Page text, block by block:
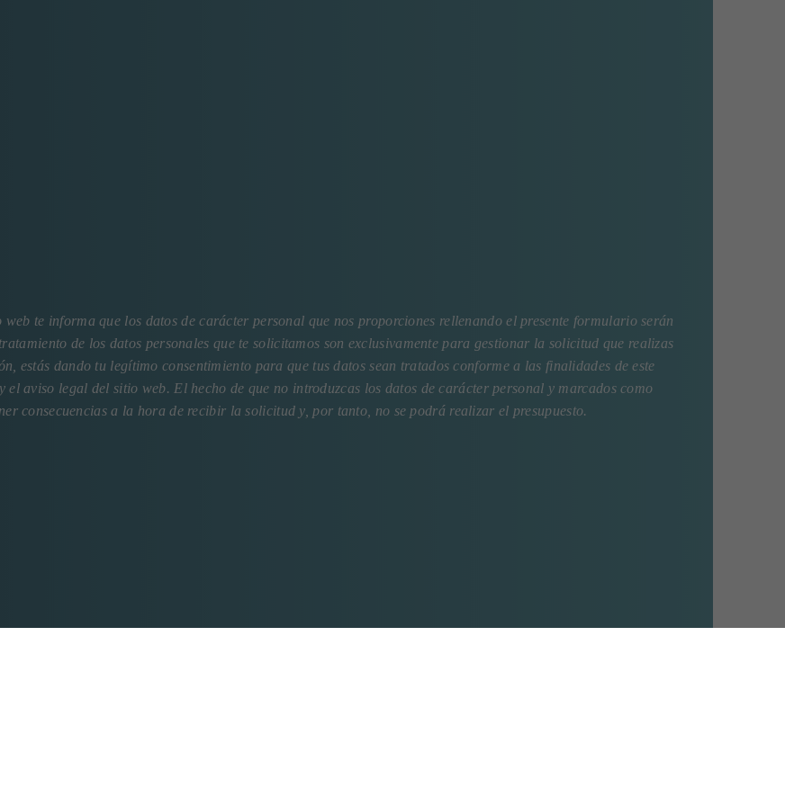
te informa que los datos de carácter personal que nos proporciones rellenando el presente formulario serán
de los datos personales que te solicitamos son exclusivamente para gestionar la solicitud que realizas
estás dando tu legítimo consentimiento para que tus datos sean tratados conforme a las finalidades de este
y elaviso legal del sitio web. El hecho de que no introduzcas los datos de carácter personal y marcados como
consecuencias a la hora de recibir la solicitud y, por tanto, no se podrá realizar el presupuesto.